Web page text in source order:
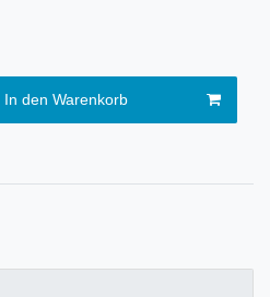
In den Warenkorb